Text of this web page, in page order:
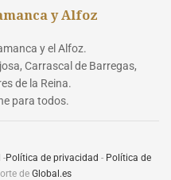
y Alfoz
y el Alfoz.
Carrascal de Barregas,
de la Reina.
para todos.
-Política de privacidad - Política de
de Global.es